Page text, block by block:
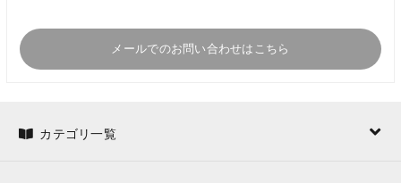
メールでのお問い合わせはこちら
カテゴリ一覧